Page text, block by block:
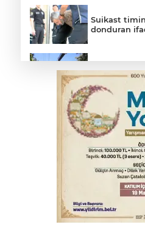
Suikast
donduran
korunuyor
Bursa'da
alanına
Bursa'da
Bursa'da
refüje çıktı